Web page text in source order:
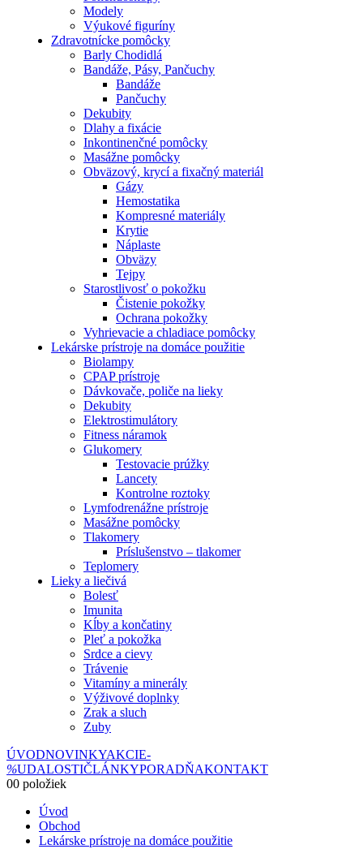
Modely
Výukové figuríny
Zdravotnícke pomôcky
Barly Chodidlá
Bandáže, Pásy, Pančuchy
Bandáže
Pančuchy
Dekubity
Dlahy a fixácie
Inkontinenčné pomôcky
Masážne pomôcky
Obväzový, krycí a fixačný materiál
Gázy
Hemostatika
Kompresné materiály
Krytie
Náplaste
Obväzy
Tejpy
Starostlivosť o pokožku
Čistenie pokožky
Ochrana pokožky
Vyhrievacie a chladiace pomôcky
Lekárske prístroje na domáce použitie
Biolampy
CPAP prístroje
Dávkovače, poliče na lieky
Dekubity
Elektrostimulátory
Fitness náramok
Glukomery
Testovacie prúžky
Lancety
Kontrolne roztoky
Lymfodrenážne prístroje
Masážne pomôcky
Tlakomery
Príslušenstvo – tlakomer
Teplomery
Lieky a liečivá
Bolesť
Imunita
Kĺby a končatiny
Pleť a pokožka
Srdce a cievy
Trávenie
Vitamíny a minerály
Výživové doplnky
Zrak a sluch
Zuby
ÚVODNOVINKYAKCIE-
%UDALOSTIČLÁNKYPORADŇAKONTAKT
00 položiek
Úvod
Obchod
Lekárske prístroje na domáce použitie